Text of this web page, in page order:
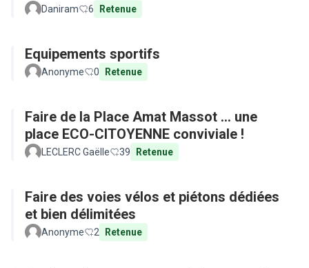
Daniram 6 Retenue
Equipements sportifs
Anonyme 0 Retenue
Faire de la Place Amat Massot ... une
place ECO-CITOYENNE conviviale !
LECLERC Gaëlle 39 Retenue
Faire des voies vélos et piétons dédiées
et bien délimitées
Anonyme 2 Retenue